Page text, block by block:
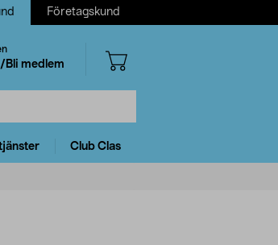
Företagskund
Bli medlem
Club Clas